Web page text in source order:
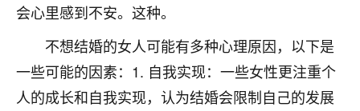
会心里感到不安。这种。
不想结婚的女人可能有多种心理原因，以下是
一些可能的因素：1. 自我实现：一些女性更注重个
人的成长和自我实现，认为结婚会限制自己的发展
1天前 来自江西
青春168
我也想要，我也想要！
2天前 来自山西 15